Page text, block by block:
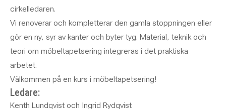
cirkelledaren.
Vi renoverar och kompletterar den gamla stoppningen eller
gör en ny, syr av kanter och byter tyg. Material, teknik och
teori om möbeltapetsering integreras i det praktiska
arbetet.
Välkommen på en kurs i möbeltapetsering!
Ledare:
Kenth Lundqvist och Ingrid Rydqvist